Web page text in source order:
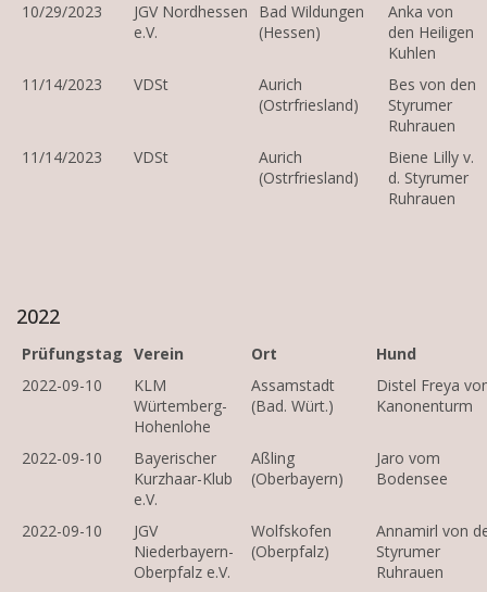
10/29/2023
JGV Nordhessen
e.V.
Bad Wildungen
(Hessen)
Anka von
den Heiligen
Kuhlen
11/14/2023
VDSt
Aurich
(Ostrfriesland)
Bes von den
Styrumer
Ruhrauen
11/14/2023
VDSt
Aurich
(Ostrfriesland)
Biene Lilly v.
d. Styrumer
Ruhrauen
2022
Prüfungstag Verein Ort
Hund
2022-09-10
KLM
Würtemberg-
Hohenlohe
Assamstadt
(Bad. Würt.)
Distel Freya
Kanonenturm
2022-09-10
Bayerischer
Kurzhaar-Klub
e.V.
Aßling
(Oberbayern)
Jaro vom
Bodensee
2022-09-10
JGV
Niederbayern-
Oberpfalz e.V.
Wolfskofen
(Oberpfalz)
Annamirl von
Styrumer
Ruhrauen